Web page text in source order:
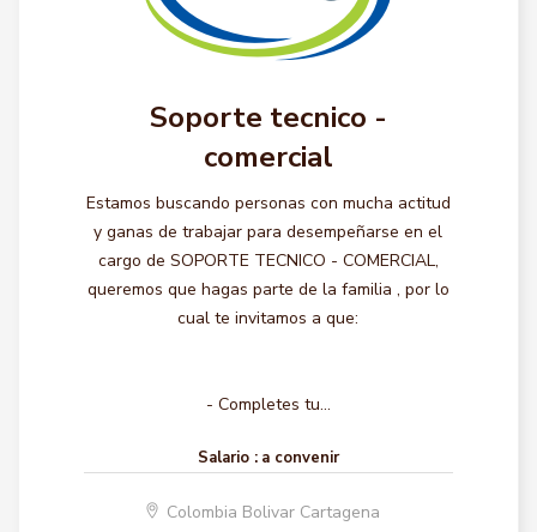
Soporte tecnico -
comercial
Estamos buscando personas con mucha actitud
y ganas de trabajar para desempeñarse en el
cargo de SOPORTE TECNICO - COMERCIAL,
queremos que hagas parte de la familia , por lo
cual te invitamos a que:
- Completes tu...
Salario : a convenir
Colombia Bolivar Cartagena